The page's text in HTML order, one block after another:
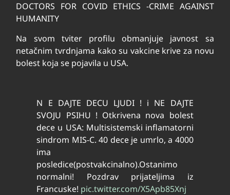
DOCTORS FOR COVID ETHICS -CRIME AGAINST
HUMANITY
Na svom tviter profilu obmanjuje javnost sa
netačnim tvrdnjama kako su vakcine krive za novu
bolest koja se pojavila u USA.
N E DAJTE DECU LJUDI ! i NE DAJTE
SVOJU PSIHU ! Otkrivena nova bolest
dece u USA: Multisistemski inflamatorni
sindrom MIS-C. 40 dece je umrlo, a 4000
ima
posledice(postvakcinalno).Ostanimo
normalni! Pozdrav prijateljima iz
Francuske! pic.twitter.com/X5Apb85Xnj